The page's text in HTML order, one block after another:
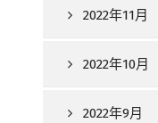
2022年11月
2022年10月
2022年9月